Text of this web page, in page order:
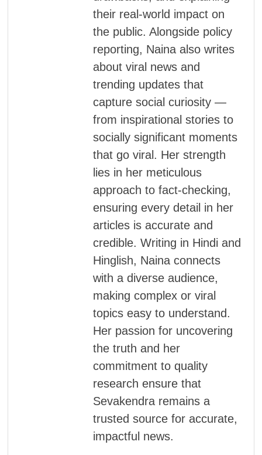
their real-world impact on
the public. Alongside policy
reporting, Naina also writes
about viral news and
trending updates that
capture social curiosity —
from inspirational stories to
socially significant moments
that go viral. Her strength
lies in her meticulous
approach to fact-checking,
ensuring every detail in her
articles is accurate and
credible. Writing in Hindi and
Hinglish, Naina connects
with a diverse audience,
making complex or viral
topics easy to understand.
Her passion for uncovering
the truth and her
commitment to quality
research ensure that
Sevakendra remains a
trusted source for accurate,
impactful news.